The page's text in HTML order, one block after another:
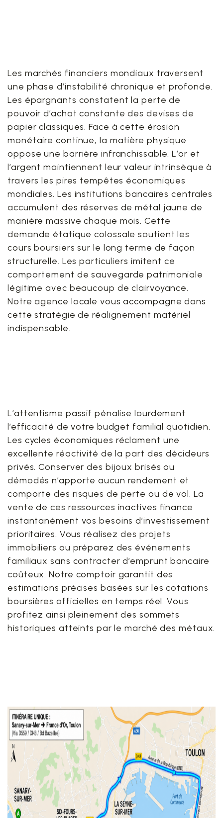
Les marchés financiers mondiaux traversent
une phase d’instabilité chronique et profonde.
Les épargnants constatent la perte de
pouvoir d’achat constante des devises de
papier classiques. Face à cette érosion
monétaire continue, la matière physique
oppose une barrière infranchissable. L’or et
l’argent maintiennent leur valeur intrinsèque à
travers les pires tempêtes économiques
mondiales. Les institutions bancaires centrales
accumulent des réserves de métal jaune de
manière massive chaque mois. Cette
demande étatique colossale soutient les
cours boursiers sur le long terme de façon
structurelle. Les particuliers imitent ce
comportement de sauvegarde patrimoniale
légitime avec beaucoup de clairvoyance.
Notre agence locale vous accompagne dans
cette stratégie de réalignement matériel
indispensable.
L’attentisme passif pénalise lourdement
l’efficacité de votre budget familial quotidien.
Les cycles économiques réclament une
excellente réactivité de la part des décideurs
privés. Conserver des bijoux brisés ou
démodés n’apporte aucun rendement et
comporte des risques de perte ou de vol. La
vente de ces ressources inactives finance
instantanément vos besoins d’investissement
prioritaires. Vous réalisez des projets
immobiliers ou préparez des événements
familiaux sans contracter d’emprunt bancaire
coûteux. Notre comptoir garantit des
estimations précises basées sur les cotations
boursières officielles en temps réel. Vous
profitez ainsi pleinement des sommets
historiques atteints par le marché des métaux.